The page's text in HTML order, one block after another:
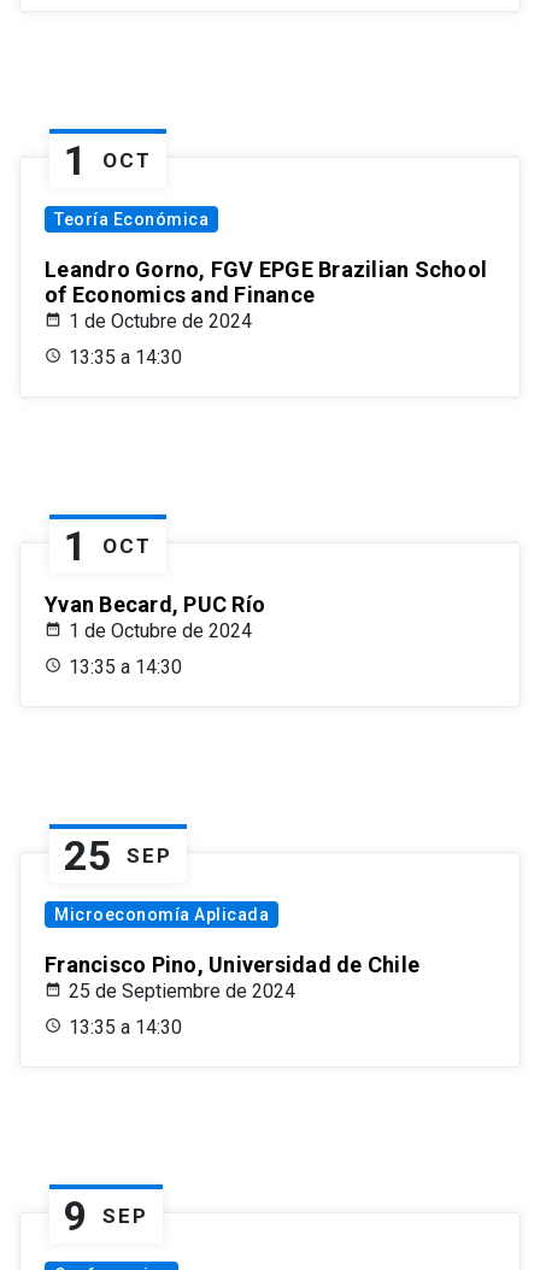
1 OCT
Teoría Económica
Leandro Gorno, FGV EPGE Brazilian School
of Economics and Finance
1 de Octubre de 2024
13:35 a 14:30
1 OCT
Yvan Becard, PUC Río
1 de Octubre de 2024
13:35 a 14:30
25 SEP
Microeconomía Aplicada
Francisco Pino, Universidad de Chile
25 de Septiembre de 2024
13:35 a 14:30
9 SEP